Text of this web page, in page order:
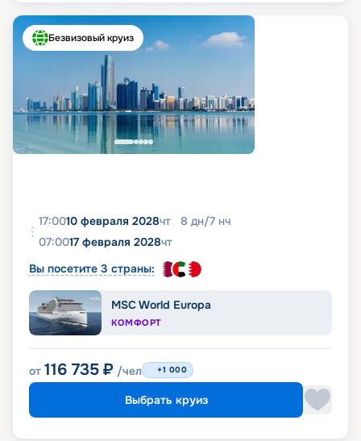
Безвизовый круиз
17:0010 февраля 2028чт 8 дн/7 нч
07:0017 февраля 2028чт
Вы посетите 3 страны:
MSC World Europa
КОМФОРТ
от 116 735 ₽ /чел +1 000
Выбрать круиз